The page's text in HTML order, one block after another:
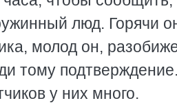
люд. Горячи
молод он,
тому подтверждение.
у них много.